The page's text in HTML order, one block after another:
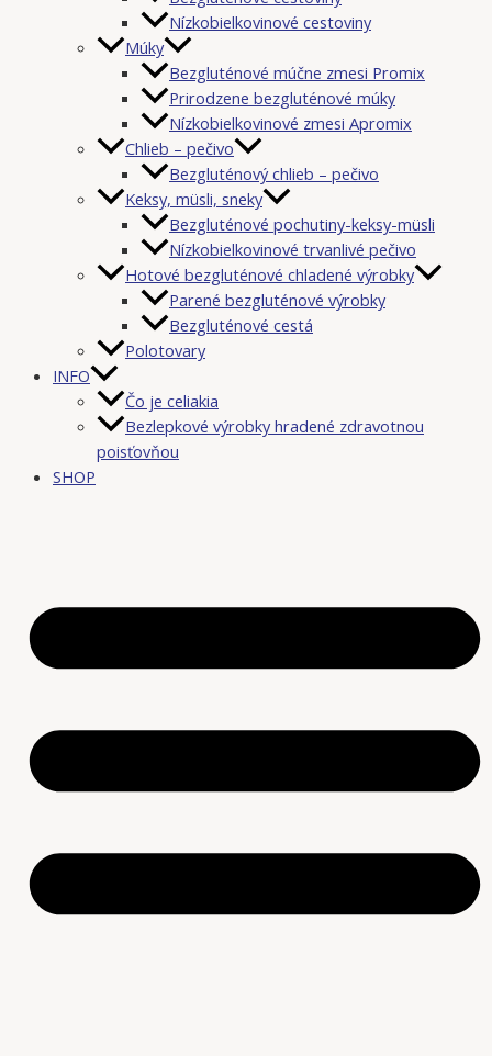
Nízkobielkovinové cestoviny
Múky
Bezgluténové múčne zmesi Promix
Prirodzene bezgluténové múky
Nízkobielkovinové zmesi Apromix
Chlieb – pečivo
Bezgluténový chlieb – pečivo
Keksy, müsli, sneky
Bezgluténové pochutiny-keksy-müsli
Nízkobielkovinové trvanlivé pečivo
Hotové bezgluténové chladené výrobky
Parené bezgluténové výrobky
Bezgluténové cestá
Polotovary
INFO
Čo je celiakia
Bezlepkové výrobky hradené zdravotnou
poisťovňou
SHOP